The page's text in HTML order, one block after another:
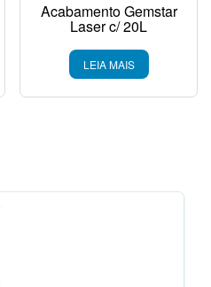
Acabamento Gemstar
Laser c/ 20L
LEIA MAIS